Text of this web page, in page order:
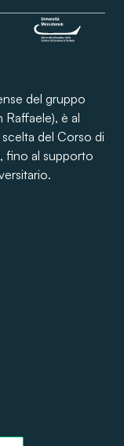
del gruppo
è al
del Corso di
fino al supporto